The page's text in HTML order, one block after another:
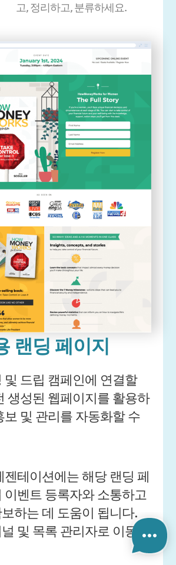
고, 정리하고, 분류하세요.
랜딩 페이지
및 드립 캠페인에 연결할
생성된 웹페이지를 활용하
보 및 관리를 자동화할 수
젠테이션에는 해당 랜딩 페
이벤트 등록자와 소통하고
하는 데 도움이 됩니다.
및 목록 관리자로 이동합